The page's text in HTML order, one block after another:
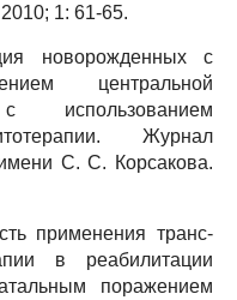
1: 61-65.
новорожденных с
центральной
Журнал
С. С. Корсакова.
применения транс-
в реабилитации
поражением